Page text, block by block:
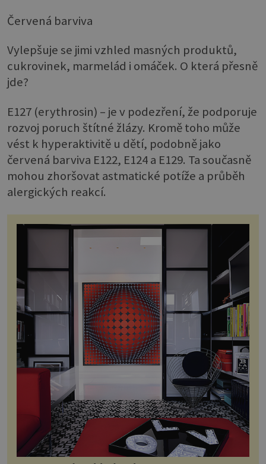
Červená barviva
Vylepšuje se jimi vzhled masných produktů,
cukrovinek, marmelád i omáček. O která přesně
jde?
E127 (erythrosin) – je v podezření, že podporuje
rozvoj poruch štítné žlázy. Kromě toho může
vést k hyperaktivitě u dětí, podobně jako
červená barviva E122, E124 a E129. Ta současně
mohou zhoršovat astmatické potíže a průběh
alergických reakcí.